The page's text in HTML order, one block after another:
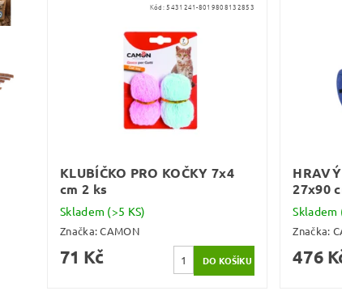
Kód: 5431241-8019808132853
KLUBÍČKO PRO KOČKY 7x4
cm 2 ks
Skladem (>5 KS)
Značka:CAMON
71 Kč
27x90
Skladem
Značka:
476